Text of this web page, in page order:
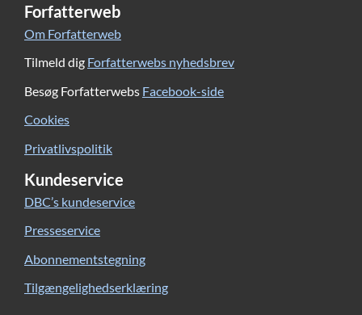
Forfatterweb
Om Forfatterweb
Tilmeld dig Forfatterwebs nyhedsbrev
Besøg Forfatterwebs Facebook-side
Cookies
Privatlivspolitik
Kundeservice
DBC’s kundeservice
Presseservice
Abonnementstegning
Tilgængelighedserklæring